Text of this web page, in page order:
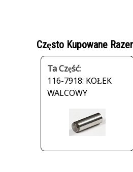
Często Kupowane
Ta Część:
116-7918: KOŁEK
WALCOWY